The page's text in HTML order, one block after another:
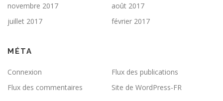
novembre 2017
août 2017
juillet 2017
février 2017
MÉTA
Connexion
Flux des publications
Flux des commentaires
Site de WordPress-FR